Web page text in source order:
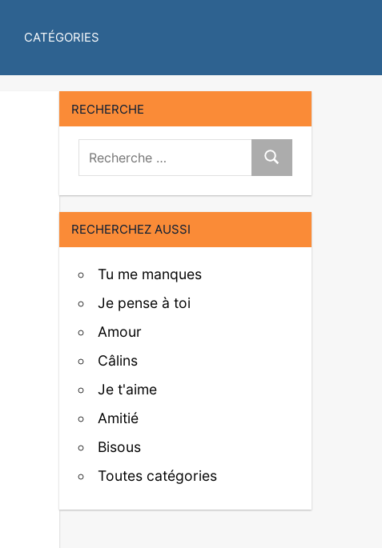
CATÉGORIES
RECHERCHE
Recherche:
Recherche
RECHERCHEZ AUSSI
Tu me manques
Je pense à toi
Amour
Câlins
Je t'aime
Amitié
Bisous
Toutes catégories